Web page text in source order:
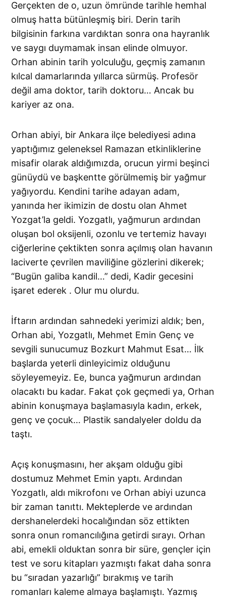
Gerçekten de o, uzun ömründe tarihle hemhal
olmuş hatta bütünleşmiş biri. Derin tarih
bilgisinin farkına vardıktan sonra ona hayranlık
ve saygı duymamak insan elinde olmuyor.
Orhan abinin tarih yolculuğu, geçmiş zamanın
kılcal damarlarında yıllarca sürmüş. Profesör
değil ama doktor, tarih doktoru… Ancak bu
kariyer az ona.
Orhan abiyi, bir Ankara ilçe belediyesi adına
yaptığımız geleneksel Ramazan etkinliklerine
misafir olarak aldığımızda, orucun yirmi beşinci
günüydü ve başkentte görülmemiş bir yağmur
yağıyordu. Kendini tarihe adayan adam,
yanında her ikimizin de dostu olan Ahmet
Yozgat’la geldi. Yozgatlı, yağmurun ardından
oluşan bol oksijenli, ozonlu ve tertemiz havayı
ciğerlerine çektikten sonra açılmış olan havanın
laciverte çevrilen maviliğine gözlerini dikerek;
“Bugün galiba kandil…” dedi, Kadir gecesini
işaret ederek . Olur mu olurdu.
İftarın ardından sahnedeki yerimizi aldık; ben,
Orhan abi, Yozgatlı, Mehmet Emin Genç ve
sevgili sunucumuz Bozkurt Mahmut Esat… İlk
başlarda yeterli dinleyicimiz olduğunu
söyleyemeyiz. Ee, bunca yağmurun ardından
olacaktı bu kadar. Fakat çok geçmedi ya, Orhan
abinin konuşmaya başlamasıyla kadın, erkek,
genç ve çocuk… Plastik sandalyeler doldu da
taştı.
Açış konuşmasını, her akşam olduğu gibi
dostumuz Mehmet Emin yaptı. Ardından
Yozgatlı, aldı mikrofonı ve Orhan abiyi uzunca
bir zaman tanıttı. Mekteplerde ve ardından
dershanelerdeki hocalığından söz ettikten
sonra onun romancılığına getirdi sırayı. Orhan
abi, emekli olduktan sonra bir süre, gençler için
test ve soru kitapları yazmıştı fakat daha sonra
bu “sıradan yazarlığı” bırakmış ve tarih
romanları kaleme almaya başlamıştı. Yazmış